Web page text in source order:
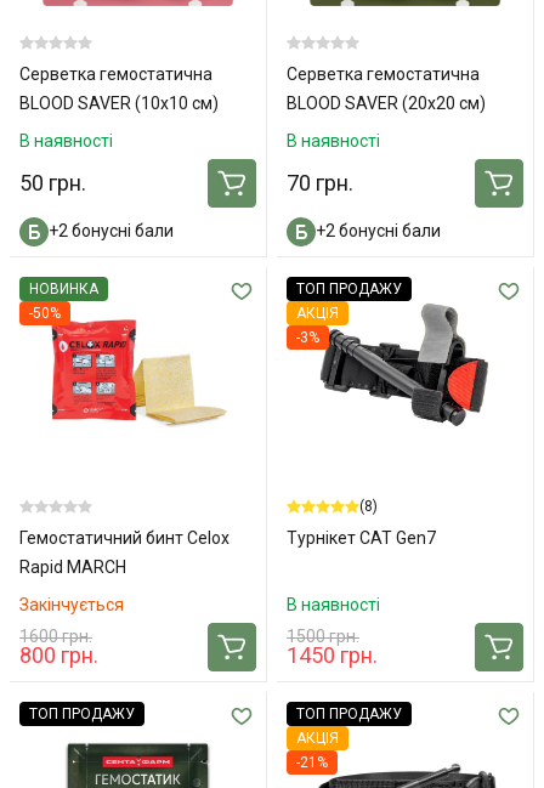
Серветка гемостатична
BLOOD SAVER (10х10 см)
В наявності
50 грн.
+2 бонусні бали
Серветка гемостатична
BLOOD SAVER (20х20 см)
Green
В наявності
70 грн.
+2 бонусні бали
НОВИНКА
-50%
Гемостатичний бинт Celox
Rapid MARCH
Закінчується
1600 грн.
800 грн.
ТОП ПРОДАЖУ
АКЦІЯ
-3%
(8)
Турнікет CAT Gen7
В наявності
1500 грн.
1450 грн.
ТОП ПРОДАЖУ
ТОП ПРОДАЖУ
АКЦІЯ
-21%